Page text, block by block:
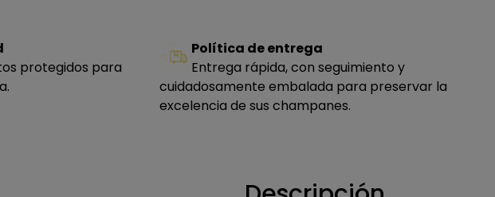
protegidos para
Política de entrega
Entrega rápida, con seguimiento y
cuidadosamente embalada para preservar la
excelencia de sus champanes.